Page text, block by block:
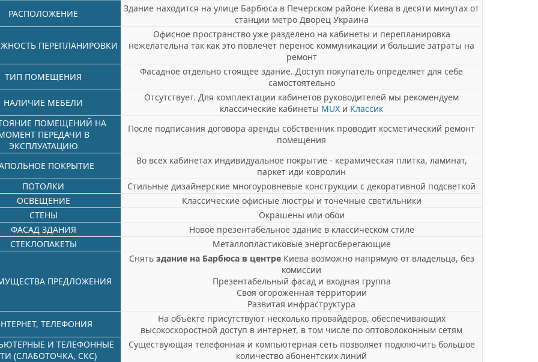
РАСПОЛОЖЕНИЕ
Здание находится на улице Барбюса в Печерском районе Киева в десяти минутах от
станции метро Дворец Украина
ПЕРЕПЛАНИРОВКИ
Офисное пространство уже разделено на кабинеты и перепланировка
нежелательна так как это повлечет перенос коммуникации и большие затраты на
ремонт
ТИП ПОМЕЩЕНИЯ
Фасадное отдельно стоящее здание. Доступ покупатель определяет для себе
самостоятельно
НАЛИЧИЕ МЕБЕЛИ
Отсутствует. Для комплектации кабинетов руководителей мы рекомендуем
классические кабинеты MUX и Классик
ПОМЕЩЕНИЙ НА
ПЕРЕДАЧИ В
ЭКСПЛУАТАЦИЮ
После подписания договора аренды собственник проводит косметический ремонт
помещения
ПОКРЫТИЕ
Во всех кабинетах индивидуальное покрытие - керамическая плитка, ламинат,
паркет иди ковролин
ПОТОЛКИ
Стильные дизайнерские многоуровневые конструкции с декоративной подсветкой
ОСВЕЩЕНИЕ
Классические офисные люстры и точечные светильники
СТЕНЫ
Окрашены или обои
ФАСАД ЗДАНИЯ
Новое презентабельное здание в классическом стиле
СТЕКЛОПАКЕТЫ
Металлопластиковые энергосберегающие
ПРЕДЛОЖЕНИЯ
Снять здание на Барбюса в центре Киева возможно напрямую от владельца, без
комиссии
Презентабельный фасад и входная группа
Своя огороженная территории
Развитая инфраструктура
ТЕЛЕФОНИЯ
На объекте присутствуют несколько провайдеров, обеспечивающих
высокоскоростной доступ в интернет, в том числе по оптоволоконным сетям
И ТЕЛЕФОННЫЕ
(СЛАБОТОЧКА, СКС)
Существующая телефонная и компьютерная сеть позволяет подключить большое
количество абонентских линий